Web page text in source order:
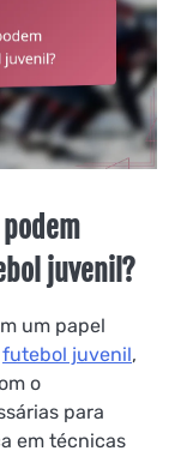
juvenil?
um papel
futebol juvenil,
o
para
em técnicas